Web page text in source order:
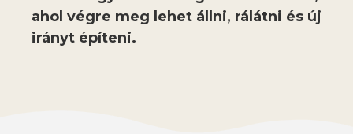
ahol végre meg lehet állni, rálátni és új
irányt építeni.